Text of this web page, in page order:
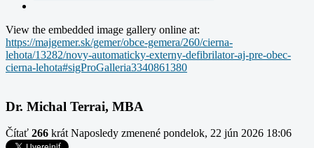
View the embedded image gallery online at:
https://majgemer.sk/gemer/obce-gemera/260/cierna-
lehota/13282/novy-automaticky-externy-defibrilator-aj-pre-obec-
cierna-lehota#sigProGalleria3340861380
Dr. Michal Terrai, MBA
Čítať 266 krát Naposledy zmenené pondelok, 22 jún 2026 18:06